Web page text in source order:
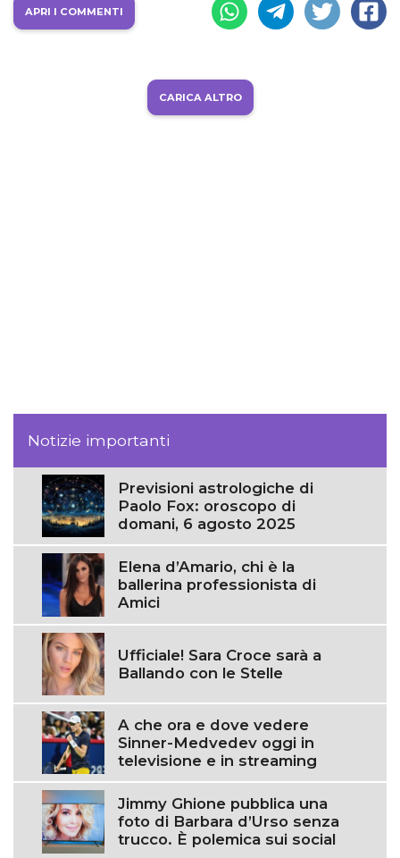
APRI I COMMENTI
CARICA ALTRO
Notizie importanti
Previsioni astrologiche di
Paolo Fox: oroscopo di
domani, 6 agosto 2025
Elena d’Amario, chi è la
ballerina professionista di
Amici
Ufficiale! Sara Croce sarà a
Ballando con le Stelle
A che ora e dove vedere
Sinner-Medvedev oggi in
televisione e in streaming
Jimmy Ghione pubblica una
foto di Barbara d’Urso senza
trucco. È polemica sui social